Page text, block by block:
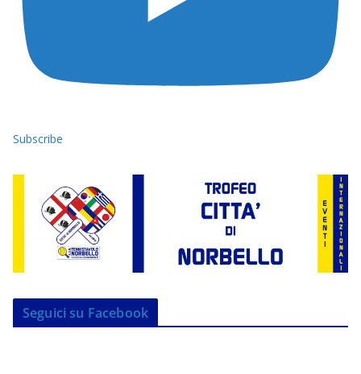
Subscribe
Seguici su Facebook